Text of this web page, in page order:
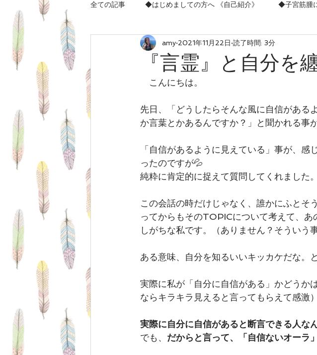
全ての記事 ◆はじめましての方へ 《自己紹介》 ◆子宮筋腫
◆Pelvis（骨盤調整）のお話 ◆クラフト作り
◆月曜日の朝ヨガについて
『言霊』と自分を
amy 2021年11月22日 読了時間: 3分
こんにちは。
先日、「どうしたらそんな風に自信がある
か言葉とかあるんですか？」と聞かれる事
「自信があるように見えている」事が、
ったのですが💦
純粋に肯定的に捉えて質問してくれました。
この会話の時だけじゃなく、誰かにふとそ
ってからもそのTOPICについて考えて、
しがちな私です。（ありません？そういう事
ある意味、自分を知るいいキッカケだな。
実際に私が「自分に自信がある」かどうか
ならキラキラ見えると言ってもらえて感激
実際に自分に自信があると断言できる人な
でも、 だからと言って、「自信ないオーラ